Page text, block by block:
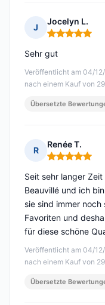
J
Jocelyn L.
Hinweis: 5
Veröffentlicht am 04/
nach einem Kauf von
Sehr gut
Übersetzte
R
Renée T.
Hinweis: 5
Veröffentlicht am 04/
nach einem Kauf von
Seit sehr langer
Beauvillé und ich
sie sind immer
Favoriten und
für diese schöne
Übersetzte